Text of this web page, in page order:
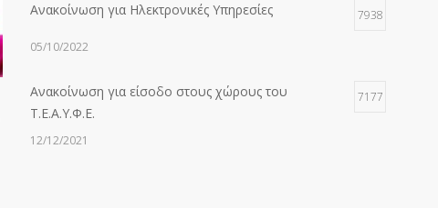
Ανακοίνωση για Ηλεκτρονικές Υπηρεσίες 7938
05/10/2022
Ανακοίνωση για είσοδο στους χώρους του
Τ.Ε.Α.Υ.Φ.Ε.
7177
12/12/2021